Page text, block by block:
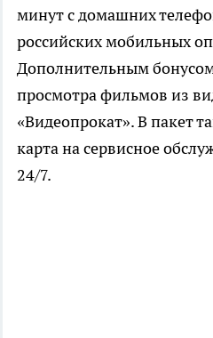
минут с домашних
российских мобильных
Дополнительным
просмотра фильмов из
«Видеопрокат». В пакет
карта на сервисное
24/7.